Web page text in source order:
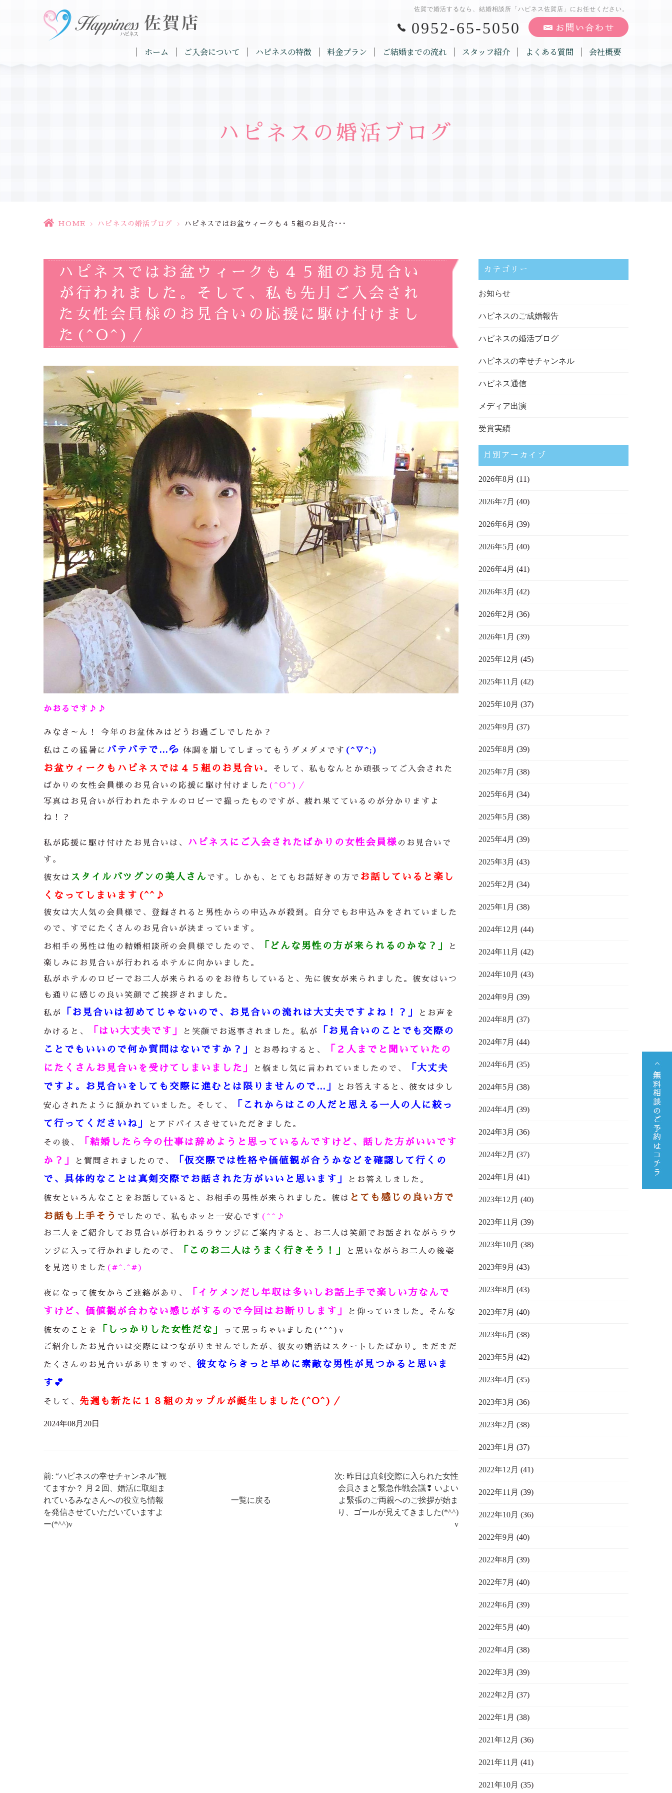
佐賀で婚活するなら、結婚相談所「ハピネス佐賀店」にお任せください。
0952-65-5050
ホーム ご入会について ハピネスの特徴 料金プラン ご結婚までの流れ スタッフ紹介 よくある質問 会社概要
ハピネスの婚活ブログ
HOME > ハピネスの婚活ブログ > ハピネスではお盆ウィークも４５組のお見合･･･
ハピネスではお盆ウィークも４５組のお見合い
が行われました。そして、私も先月ご入会され
た女性会員様のお見合いの応援に駆け付けまし
た(^O^)／
かおるです♪♪
みなさ～ん！ 今年のお盆休みはどうお過ごしでしたか？
私はこの猛暑に バテバテで… 💦 体調を崩してしまってもうダメダメです (^▽^;)
お盆ウィークもハピネスでは４５組のお見合い 。そして、私もなんとか頑張ってご入会された
ばかりの女性会員様のお見合いの応援に駆け付けました (^O^)／
写真はお見合いが行われたホテルのロビーで撮ったものですが、疲れ果てているのが分かりますよ
ね！？
私が応援に駆け付けたお見合いは、 ハピネスにご入会されたばかりの女性会員様 のお見合いで
す。
彼女は スタイルバツグンの美人さん です。しかも、とてもお話好きの方で お話していると楽し
くなってしまいます(^^♪
彼女は大人気の会員様で、登録されると男性からの申込みが殺到。自分でもお申込みをされていました
ので、すでにたくさんのお見合いが決まっています。
お相手の男性は他の結婚相談所の会員様でしたので、 「どんな男性の方が来られるのかな？」 と
楽しみにお見合いが行われるホテルに向かいました。
私がホテルのロビーでお二人が来られるのをお待ちしていると、先に彼女が来られました。彼女はいつ
も通りに感じの良い笑顔でご挨拶されました。
私が 「お見合いは初めてじゃないので、お見合いの流れは大丈夫ですよね！？」 とお声を
かけると、 「はい大丈夫です」 と笑顔でお返事されました。私が
「お見合いのことでも交際の
ことでもいいので何か質問はないですか？」
とお尋ねすると、
「２人までと聞いていたの
にたくさんお見合いを受けてしまいました」
と悩まし気に言われていましたので、
「大丈夫
ですよ。お見合いをしても交際に進むとは限りませんので…」
とお答えすると、彼女は少し
安心されたように頷かれていました。そして、
「これからはこの人だと思える一人の人に絞っ
て行ってくださいね」
とアドバイスさせていただきました。
その後、
「結婚したら今の仕事は辞めようと思っているんですけど、話した方がいいです
か？」
と質問されましたので、
「仮交際では性格や価値観が合うかなどを確認して行くの
で、具体的なことは真剣交際でお話された方がいいと思います」
とお答えしました。
彼女といろんなことをお話していると、お相手の男性が来られました。彼は とても感じの良い方で
お話も上手そう でしたので、私もホッと一安心です (^^♪
お二人をご紹介してお見合いが行われるラウンジにご案内すると、お二人は笑顔でお話されながらラウ
ンジに入って行かれましたので、 「このお二人はうまく行きそう！」 と思いながらお二人の後姿
を見送りました (#^.^#)
夜になって彼女からご連絡があり、
「イケメンだし年収は多いしお話上手で楽しい方なんで
すけど、価値観が合わない感じがするので今回はお断りします」
と仰っていました。そんな
彼女のことを 「しっかりした女性だな」 って思っちゃいました(*^^)v
ご紹介したお見合いは交際にはつながりませんでしたが、彼女の婚活はスタートしたばかり。まだまだ
たくさんのお見合いがありますので、 彼女ならきっと早めに素敵な男性が見つかると思いま
す 💕
そして、 先週も新たに１８組のカップルが誕生しました(^O^)／
2024年08月20日
前: “ハピネスの幸せチャンネル”観
てますか？ 月２回、婚活に取組ま
れているみなさんへの役立ち情報
を発信させていただいていますよ
ー(*^^)v
一覧に戻る
次: 昨日は真剣交際に入られた女性
会員さまと緊急作戦会議❢ いよい
よ緊張のご両親へのご挨拶が始ま
り、ゴールが見えてきました(*^^)
v
カテゴリー
お知らせ
ハピネスのご成婚報告
ハピネスの婚活ブログ
ハピネスの幸せチャンネル
ハピネス通信
メディア出演
受賞実績
月別アーカイブ
2026年8月 (11)
2026年7月 (40)
2026年6月 (39)
2026年5月 (40)
2026年4月 (41)
2026年3月 (42)
2026年2月 (36)
2026年1月 (39)
2025年12月 (45)
2025年11月 (42)
2025年10月 (37)
2025年9月 (37)
2025年8月 (39)
2025年7月 (38)
2025年6月 (34)
2025年5月 (38)
2025年4月 (39)
2025年3月 (43)
2025年2月 (34)
2025年1月 (38)
2024年12月 (44)
2024年11月 (42)
2024年10月 (43)
2024年9月 (39)
2024年8月 (37)
2024年7月 (44)
2024年6月 (35)
2024年5月 (38)
2024年4月 (39)
2024年3月 (36)
2024年2月 (37)
2024年1月 (41)
2023年12月 (40)
2023年11月 (39)
2023年10月 (38)
2023年9月 (43)
2023年8月 (43)
2023年7月 (40)
2023年6月 (38)
2023年5月 (42)
2023年4月 (35)
2023年3月 (36)
2023年2月 (38)
2023年1月 (37)
2022年12月 (41)
2022年11月 (39)
2022年10月 (36)
2022年9月 (40)
2022年8月 (39)
2022年7月 (40)
2022年6月 (39)
2022年5月 (40)
2022年4月 (38)
2022年3月 (39)
2022年2月 (37)
2022年1月 (38)
2021年12月 (36)
2021年11月 (41)
2021年10月 (35)